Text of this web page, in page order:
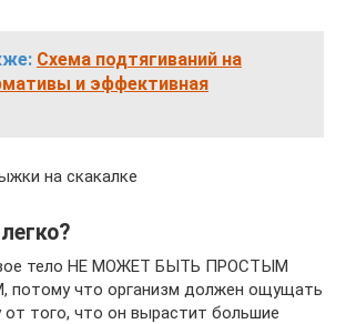
Схема подтягиваний на
и эффективная
на скакалке
тело НЕ МОЖЕТ БЫТЬ ПРОСТЫМ
что организм должен ощущать
от того, что он вырастит большие